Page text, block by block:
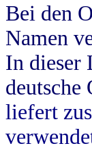
Bei den
Namen
In dieser
deutsche
liefert